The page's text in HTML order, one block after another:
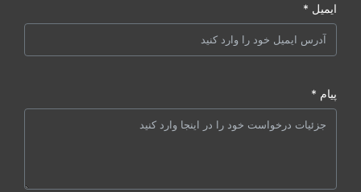
ایمیل *
پیام *